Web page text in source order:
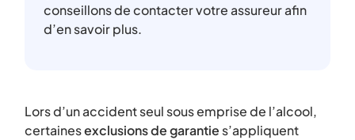
conseillons de contacter votre assureur afin
d’en savoir plus.
Lors d’un accident seul sous emprise de l’alcool,
certainesexclusions de garantie s’appliquent